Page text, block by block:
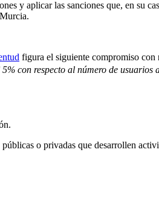
y aplicar las sanciones que, en
figura el siguiente compromiso con
con respecto al número de usuarios
o privadas que desarrollen